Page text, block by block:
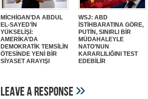
MİCHİGAN’DA ABDUL
EL-SAYED’İN
YÜKSELİŞİ:
AMERİKA’DA
DEMOKRATİK TEMSİLİN
ÖTESİNDE YENİ BİR
SİYASET ARAYIŞI
WSJ: ABD
İSTİHBARATINA GÖRE,
PUTİN, SINIRLI BİR
MÜDAHALEYLE
NATO’NUN
KARARLILIĞINI TEST
EDEBİLİR
Leave A Response»